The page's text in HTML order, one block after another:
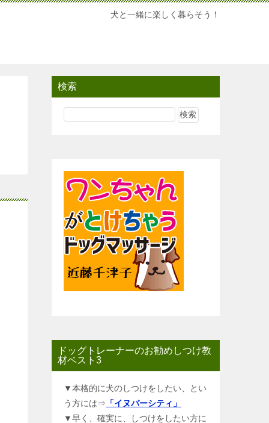
犬と一緒に楽しく暮らそう！
検索
ドッグトレーナーのお勧めしつけ教
材ベスト3
▼本格的に犬のしつけをしたい、とい
う方には⇒ 「イヌバーシティ」
▼早く、確実に、しつけをしたい方に